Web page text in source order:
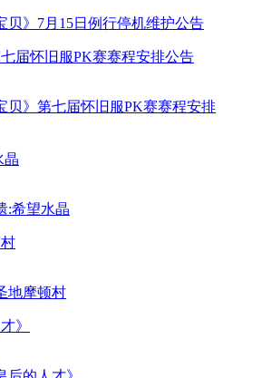
七届怀旧服PK赛赛程安排公告
晶
》